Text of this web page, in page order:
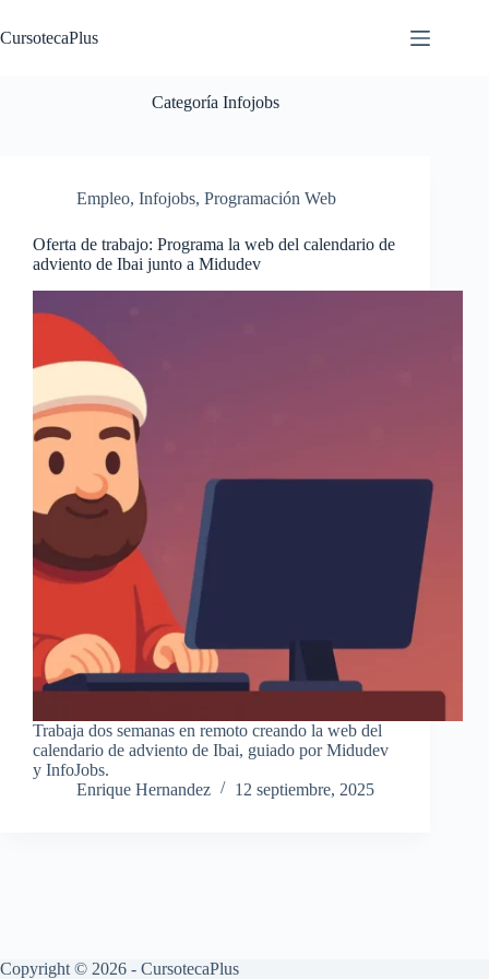
al
contenido
CursotecaPlus
Categoría Infojobs
Empleo, Infojobs, Programación Web
Oferta de trabajo: Programa la web del calendario de
adviento de Ibai junto a Midudev
Trabaja dos semanas en remoto creando la web del
calendario de adviento de Ibai, guiado por Midudev
y InfoJobs.
Enrique Hernandez
12 septiembre, 2025
Copyright © 2026 - CursotecaPlus